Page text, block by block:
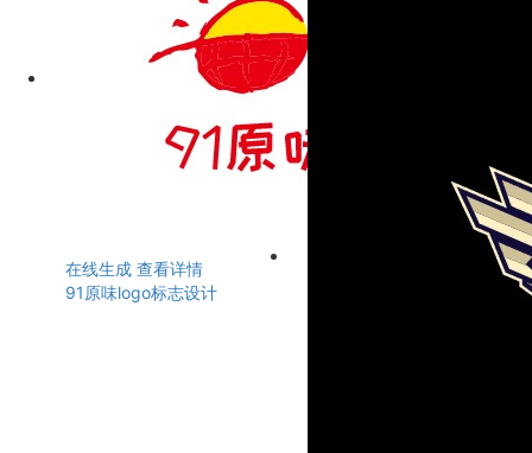
在线生成 查看详情
91原味logo标志设计